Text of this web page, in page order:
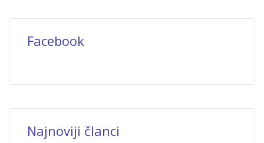
Facebook
Najnoviji članci